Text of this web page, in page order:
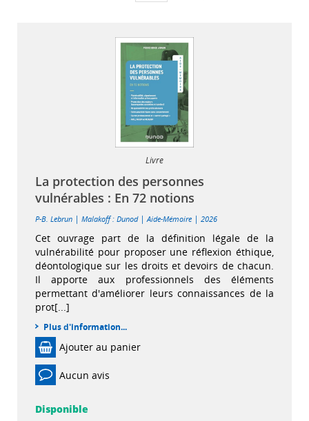
Livre
La protection des personnes
vulnérables : En 72 notions
P-B. Lebrun | Malakoff : Dunod|Aide-Mémoire | 2026
Cet ouvrage part de la définition légale de la
vulnérabilité pour proposer une réflexion éthique,
déontologique sur les droits et devoirs de chacun.
Il apporte aux professionnels des éléments
permettant d'améliorer leurs connaissances de la
prot[...]
Plus d'information...
Ajouter au panier
Aucun avis
Disponible